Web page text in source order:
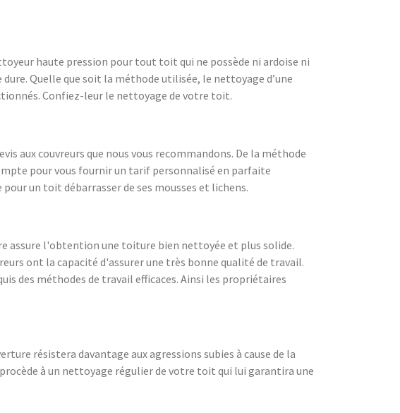
haute pression pour tout toit qui ne possède ni ardoise ni
Quelle que soit la méthode utilisée, le nettoyage d’une
Confiez-leur le nettoyage de votre toit.
aux couvreurs que nous vous recommandons. De la méthode
pour vous fournir un tarif personnalisé en parfaite
un toit débarrasser de ses mousses et lichens.
assure l'obtention une toiture bien nettoyée et plus solide.
ont la capacité d'assurer une très bonne qualité de travail.
des méthodes de travail efficaces. Ainsi les propriétaires
résistera davantage aux agressions subies à cause de la
à un nettoyage régulier de votre toit qui lui garantira une